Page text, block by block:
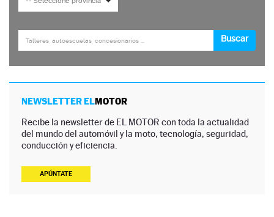
NEWSLETTER ELMOTOR
Recibe la newsletter de EL MOTOR con toda la actualidad
del mundo del automóvil y la moto, tecnología, seguridad,
conducción y eficiencia.
APÚNTATE